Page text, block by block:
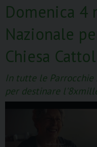
Domenica 4
Nazionale
Chiesa
In tutte le
per destinare